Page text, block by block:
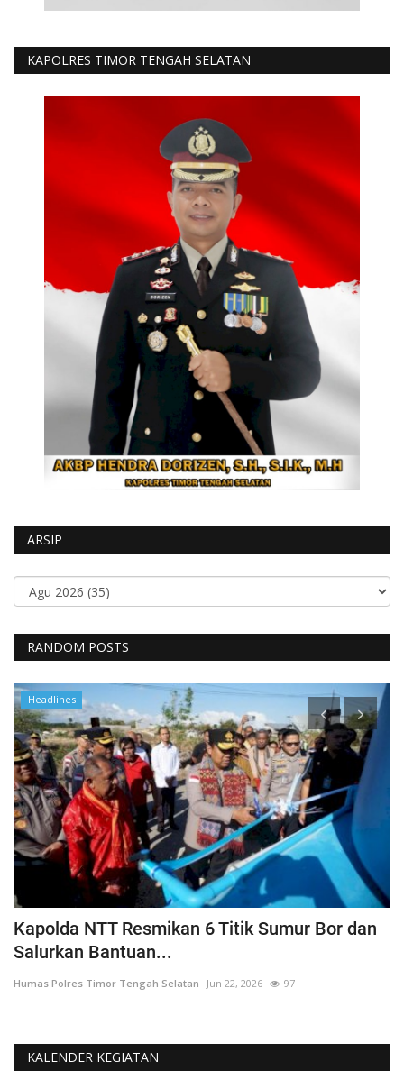
KAPOLRES TIMOR TENGAH SELATAN
ARSIP
RANDOM POSTS
Headlines
Kapolda NTT Resmikan 6 Titik Sumur Bor dan
Salurkan Bantuan...
Humas Polres Timor Tengah Selatan Jun 22, 2026 97
KALENDER KEGIATAN